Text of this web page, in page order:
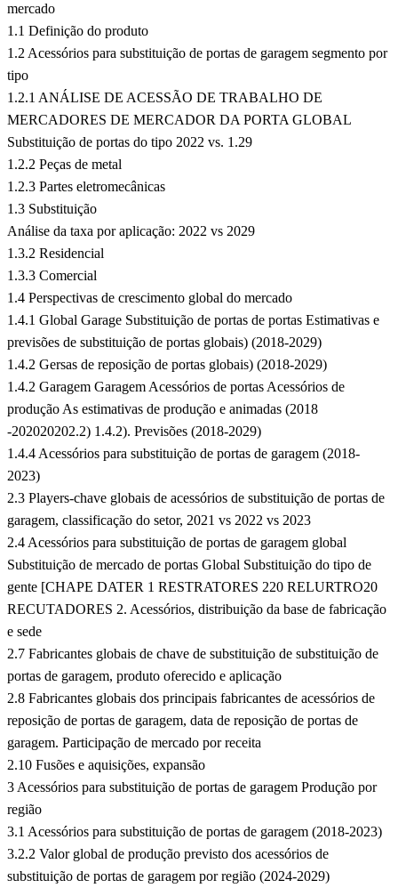
mercado
1.1 Definição do produto
1.2 Acessórios para substituição de portas de garagem segmento por
tipo
1.2.1 ANÁLISE DE ACESSÃO DE TRABALHO DE
MERCADORES DE MERCADOR DA PORTA GLOBAL
Substituição de portas do tipo 2022 vs. 1.29
1.2.2 Peças de metal
1.2.3 Partes eletromecânicas
1.3 Substituição
Análise da taxa por aplicação: 2022 vs 2029
1.3.2 Residencial
1.3.3 Comercial
1.4 Perspectivas de crescimento global do mercado
1.4.1 Global Garage Substituição de portas de portas Estimativas e
previsões de substituição de portas globais) (2018-2029)
1.4.2 Gersas de reposição de portas globais) (2018-2029)
1.4.2 Garagem Garagem Acessórios de portas Acessórios de
produção As estimativas de produção e animadas (2018
-202020202.2) 1.4.2). Previsões (2018-2029)
1.4.4 Acessórios para substituição de portas de garagem (2018-
2023)
2.3 Players-chave globais de acessórios de substituição de portas de
garagem, classificação do setor, 2021 vs 2022 vs 2023
2.4 Acessórios para substituição de portas de garagem global
Substituição de mercado de portas Global Substituição do tipo de
gente [CHAPE DATER 1 RESTRATORES 220 RELURTRO20
RECUTADORES 2. Acessórios, distribuição da base de fabricação
e sede
2.7 Fabricantes globais de chave de substituição de substituição de
portas de garagem, produto oferecido e aplicação
2.8 Fabricantes globais dos principais fabricantes de acessórios de
reposição de portas de garagem, data de reposição de portas de
garagem. Participação de mercado por receita
2.10 Fusões e aquisições, expansão
3 Acessórios para substituição de portas de garagem Produção por
região
3.1 Acessórios para substituição de portas de garagem (2018-2023)
3.2.2 Valor global de produção previsto dos acessórios de
substituição de portas de garagem por região (2024-2029)